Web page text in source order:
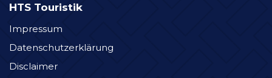
HTS Touristik
Impressum
Datenschutzerklärung
Disclaimer